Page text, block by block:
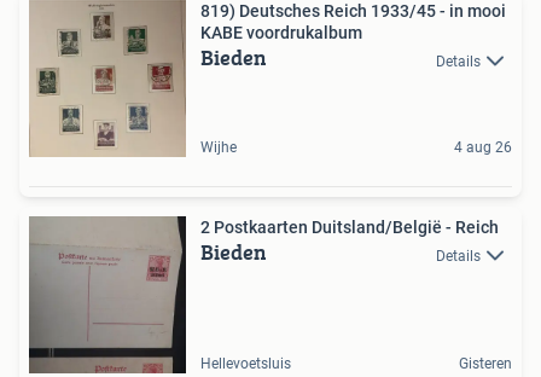
819) Deutsches Reich 1933/45 - in mooi
KABE voordrukalbum
Bieden Details
Wijhe 4 aug 26
2 Postkaarten Duitsland/België - Reich
Bieden Details
Hellevoetsluis Gisteren